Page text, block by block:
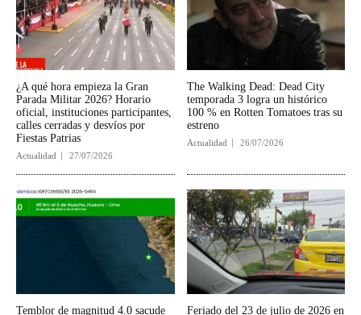
¿A qué hora empieza la Gran
Parada Militar 2026? Horario
oficial, instituciones participantes,
calles cerradas y desvíos por
Fiestas Patrias
Actualidad 27/07/2026
The Walking Dead: Dead City
temporada 3 logra un histórico
100 % en Rotten Tomatoes tras su
estreno
Actualidad 26/07/2026
Temblor de magnitud 4.0 sacude
Feriado del 23 de julio de 2026 en